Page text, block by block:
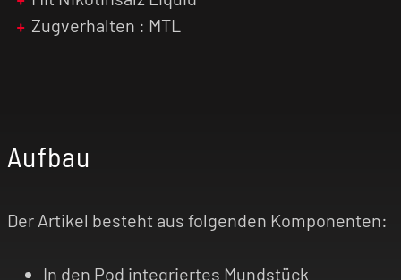
um Ihr System jederzeit mit frischen
Verdampferköpfenbzw. Austausch-Pods
Zugverhalten : MTL
Aufbau
Der Artikel besteht aus folgenden Komponenten:
In den Pod integriertes Mundstück